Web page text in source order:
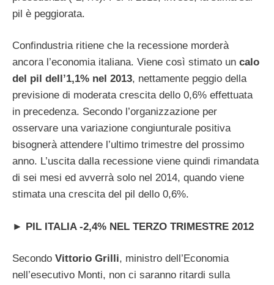
pil è peggiorata.
Confindustria ritiene che la recessione morderà
ancora l’economia italiana. Viene così stimato un calo
del pil dell’1,1% nel 2013, nettamente peggio della
previsione di moderata crescita dello 0,6% effettuata
in precedenza. Secondo l’organizzazione per
osservare una variazione congiunturale positiva
bisognerà attendere l’ultimo trimestre del prossimo
anno. L’uscita dalla recessione viene quindi rimandata
di sei mesi ed avverrà solo nel 2014, quando viene
stimata una crescita del pil dello 0,6%.
► PIL ITALIA -2,4% NEL TERZO TRIMESTRE 2012
Secondo Vittorio Grilli, ministro dell’Economia
nell’esecutivo Monti, non ci saranno ritardi sulla